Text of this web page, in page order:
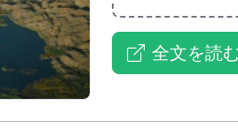
全文を読